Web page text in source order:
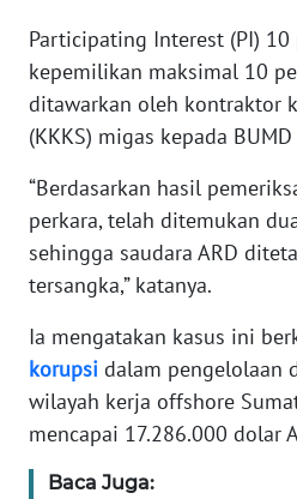
Participating Interest (PI) 10
kepemilikan maksimal 10
ditawarkan oleh kontraktor
(KKKS) migas kepada
“Berdasarkan hasil
perkara, telah ditemukan
sehingga saudara ARD
tersangka,” katanya.
Ia mengatakan kasus ini
korupsi dalam pengelolaan
wilayah kerja offshore
mencapai 17.286.000 dolar
Baca Juga:
WN
BANTEN
NTT
WN
KEPRI
WN
PAPUA
WN
BARAT